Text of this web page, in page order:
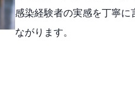
感染経験者の実感を丁寧に
ながります。